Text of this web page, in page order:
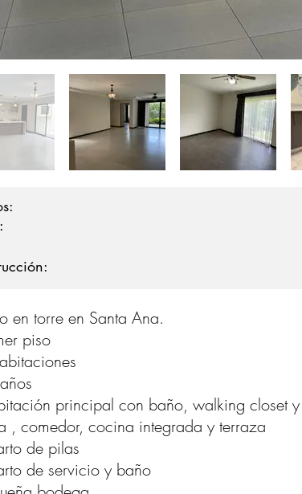
en torre en Santa Ana.
piso
principal con baño, walking closet
, comedor, cocina integrada y terraza
de pilas
de servicio y baño